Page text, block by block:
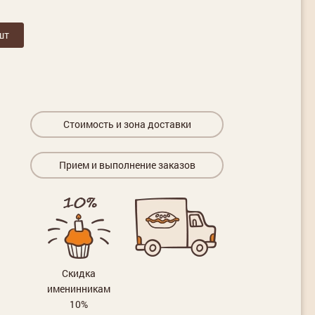
Стоимость и зона доставки
Прием и выполнение заказов
Скидка
именинникам
10%